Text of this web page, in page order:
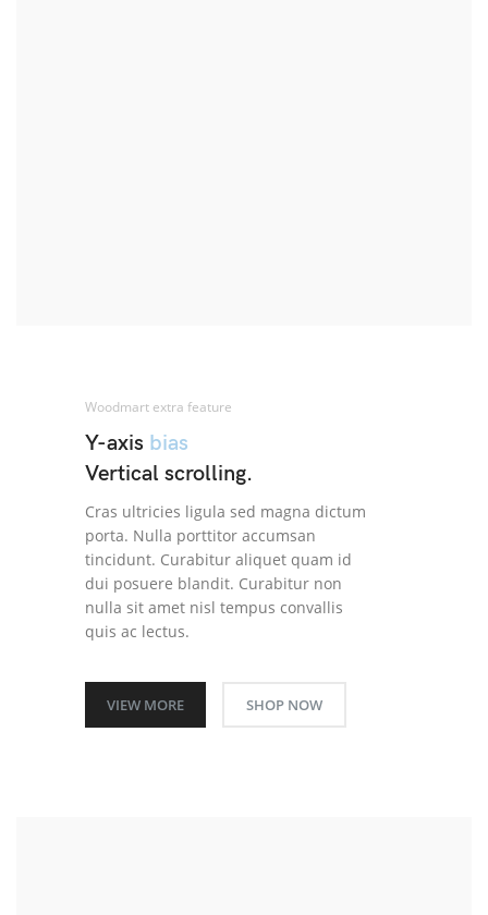
Woodmart extra feature
Y-axis bias
Vertical scrolling.
Cras ultricies ligula sed magna dictum
porta. Nulla porttitor accumsan
tincidunt. Curabitur aliquet quam id
dui posuere blandit. Curabitur non
nulla sit amet nisl tempus convallis
quis ac lectus.
VIEW MORE SHOP NOW